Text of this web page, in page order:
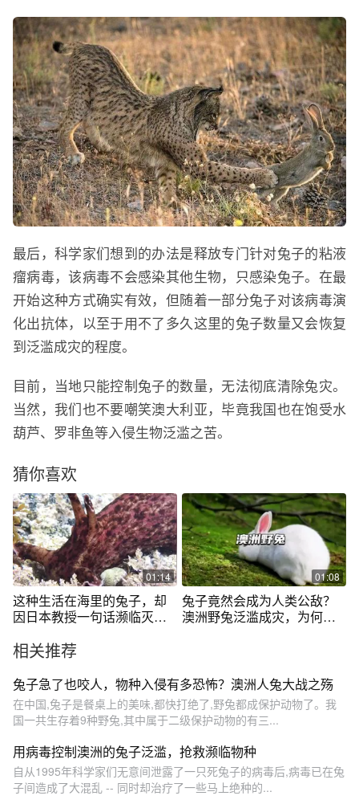
最后，科学家们想到的办法是释放专门针对兔子的粘液
瘤病毒，该病毒不会感染其他生物，只感染兔子。在最
开始这种方式确实有效，但随着一部分兔子对该病毒演
化出抗体，以至于用不了多久这里的兔子数量又会恢复
到泛滥成灾的程度。
目前，当地只能控制兔子的数量，无法彻底清除兔灾。
当然，我们也不要嘲笑澳大利亚，毕竟我国也在饱受水
葫芦、罗非鱼等入侵生物泛滥之苦。
猜你喜欢
01:14
这种生活在海里的兔子，却
因日本教授一句话濒临灭
01:08
兔子竟然会成为人类公敌？
澳洲野兔泛滥成灾，为何却
相关推荐
兔子急了也咬人，物种入侵有多恐怖？澳洲人兔大战之殇
在中国,兔子是餐桌上的美味,都快打绝了,野兔都成保护动物了。我
国一共生存着9种野兔,其中属于二级保护动物的有三...
用病毒控制澳洲的兔子泛滥，抢救濒临物种
自从1995年科学家们无意间泄露了一只死兔子的病毒后,病毒已在兔
子间造成了大混乱 -- 同时却治疗了一些马上绝种的...